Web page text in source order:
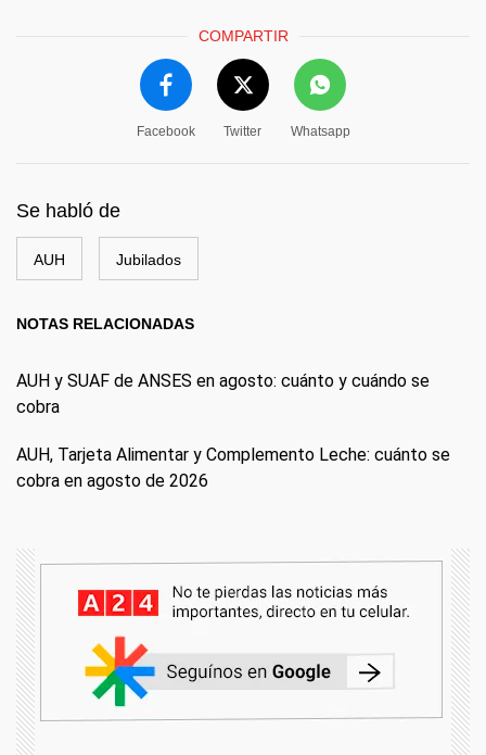
COMPARTIR
Facebook Twitter Whatsapp
Se habló de
AUH Jubilados
NOTAS RELACIONADAS
AUH y SUAF de ANSES en agosto: cuánto y cuándo se
cobra
AUH, Tarjeta Alimentar y Complemento Leche: cuánto se
cobra en agosto de 2026